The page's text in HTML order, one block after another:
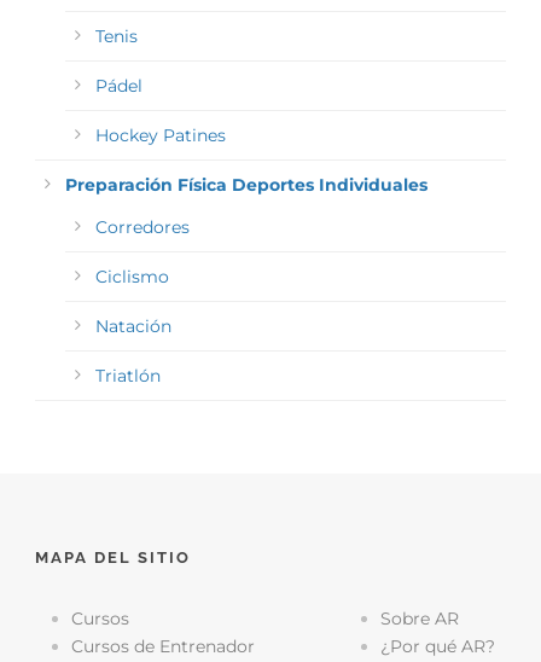
Tenis
Pádel
Hockey Patines
Preparación Física Deportes Individuales
Corredores
Ciclismo
Natación
Triatlón
MAPA DEL SITIO
Cursos
Cursos de Entrenador
Sobre AR
¿Por qué AR?